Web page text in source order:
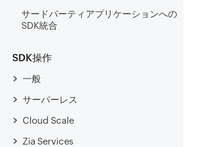
サードパーティアプリケーションへの
SDK統合
SDK操作
一般
サーバーレス
Cloud Scale
Zia Services